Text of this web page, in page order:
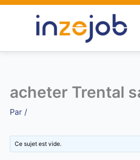
Aller
acheter Trental
Par /
Ce sujet est vide.